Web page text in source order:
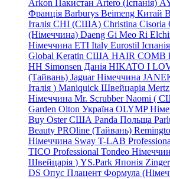
Arkon Пакистан Artero (Іспанія)
Франція Barburys Beimeng Китай
Італія CHI (США) Christina Cisoria
(Німеччина) Daeng Gi Meo Ri
Німеччина ETI Italy Eurostil Іспанія
Global Keratin США HAIR COMB
HH Simonsen Данія HIKATO I
(Тайвань) Jaguar Німеччина
Італія ) Maniquick Швейцарія
Німеччина Mr. Scrubber Naomi (
Garden Olton Україна OLYMP
Buy Oster США Panda Польща
Beauty PROline (Тайвань)
Німеччина Sway T-LAB
TICO Professional Tondeo
Швейцарія ) YS.Park Японія
DS Опус Плацент Формула